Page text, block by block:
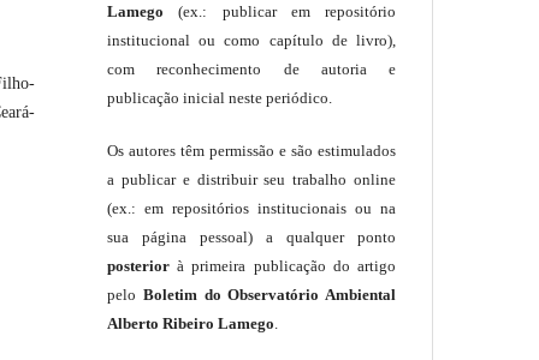
Lamego (ex.: publicar em repositório
institucional ou como capítulo de livro),
com reconhecimento de autoria e
publicação inicial neste periódico.
Os autores têm permissão e são estimulados
a publicar e distribuir seu trabalho online
(ex.: em repositórios institucionais ou na
sua página pessoal) a qualquer ponto
posterior à primeira publicação do artigo
pelo Boletim do Observatório Ambiental
Alberto Ribeiro Lamego